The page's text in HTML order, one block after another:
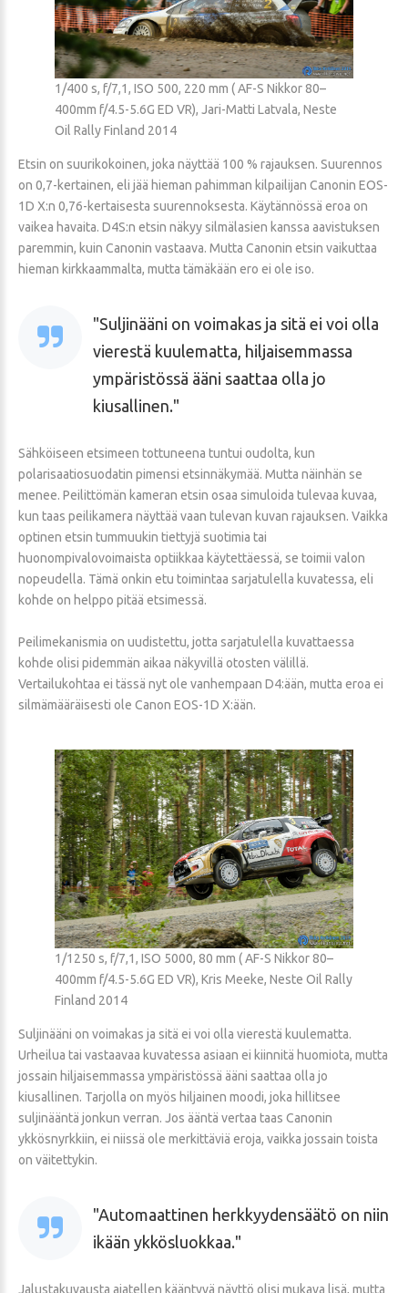
1/400 s, f/7,1, ISO 500, 220 mm ( AF-S Nikkor 80–
400mm f/4.5-5.6G ED VR), Jari-Matti Latvala, Neste
Oil Rally Finland 2014
Etsin on suurikokoinen, joka näyttää 100 % rajauksen. Suurennos
on 0,7-kertainen, eli jää hieman pahimman kilpailijan Canonin EOS-
1D X:n 0,76-kertaisesta suurennoksesta. Käytännössä eroa on
vaikea havaita. D4S:n etsin näkyy silmälasien kanssa aavistuksen
paremmin, kuin Canonin vastaava. Mutta Canonin etsin vaikuttaa
hieman kirkkaammalta, mutta tämäkään ero ei ole iso.
Suljinääni on voimakas ja sitä ei voi olla
vierestä kuulematta, hiljaisemmassa
ympäristössä ääni saattaa olla jo
kiusallinen.
Sähköiseen etsimeen tottuneena tuntui oudolta, kun
polarisaatiosuodatin pimensi etsinnäkymää. Mutta näinhän se
menee. Peilittömän kameran etsin osaa simuloida tulevaa kuvaa,
kun taas peilikamera näyttää vaan tulevan kuvan rajauksen. Vaikka
optinen etsin tummuukin tiettyjä suotimia tai
huonompivalovoimaista optiikkaa käytettäessä, se toimii valon
nopeudella. Tämä onkin etu toimintaa sarjatulella kuvatessa, eli
kohde on helppo pitää etsimessä.
Peilimekanismia on uudistettu, jotta sarjatulella kuvattaessa
kohde olisi pidemmän aikaa näkyvillä otosten välillä.
Vertailukohtaa ei tässä nyt ole vanhempaan D4:ään, mutta eroa ei
silmämääräisesti ole Canon EOS-1D X:ään.
1/1250 s, f/7,1, ISO 5000, 80 mm ( AF-S Nikkor 80–
400mm f/4.5-5.6G ED VR), Kris Meeke, Neste Oil Rally
Finland 2014
Suljinääni on voimakas ja sitä ei voi olla vierestä kuulematta.
Urheilua tai vastaavaa kuvatessa asiaan ei kiinnitä huomiota, mutta
jossain hiljaisemmassa ympäristössä ääni saattaa olla jo
kiusallinen. Tarjolla on myös hiljainen moodi, joka hillitsee
suljinääntä jonkun verran. Jos ääntä vertaa taas Canonin
ykkösnyrkkiin, ei niissä ole merkittäviä eroja, vaikka jossain toista
on väitettykin.
Automaattinen herkkyydensäätö on niin
ikään ykkösluokkaa.
Jalustakuvausta ajatellen kääntyvä näyttö olisi mukava lisä, mutta